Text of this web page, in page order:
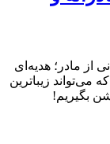
از مادر؛ هدیه‌ای
زیباترین
بگیریم!